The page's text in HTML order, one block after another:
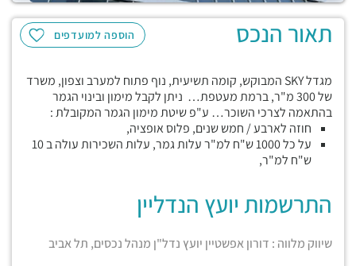
הוספה למועדפים תאור הנכס
מגדל SKY המבוקש, קומה תשיעית, נוף פתוח למערב וצפון, משרד
של 300 מ"ר, ברמת מעטפת… ניתן לקבל מימון ובינוי הגמר
בהתאמה לצרכי השוכר… ע"פ שיטת מימון הגמר המקובלת :
חוזה לארבע / חמש שנים, פלוס אופציה,
על כל 1000 ש"ח למ"ר עלות גמר, עלות השכירות עולה ב 10
ש"ח למ"ר,
התרשמות יועץ הנדליין
שיווק מלווה : דורון אפשטיין יועץ נדל"ן מנהל נכסים, תל אביב